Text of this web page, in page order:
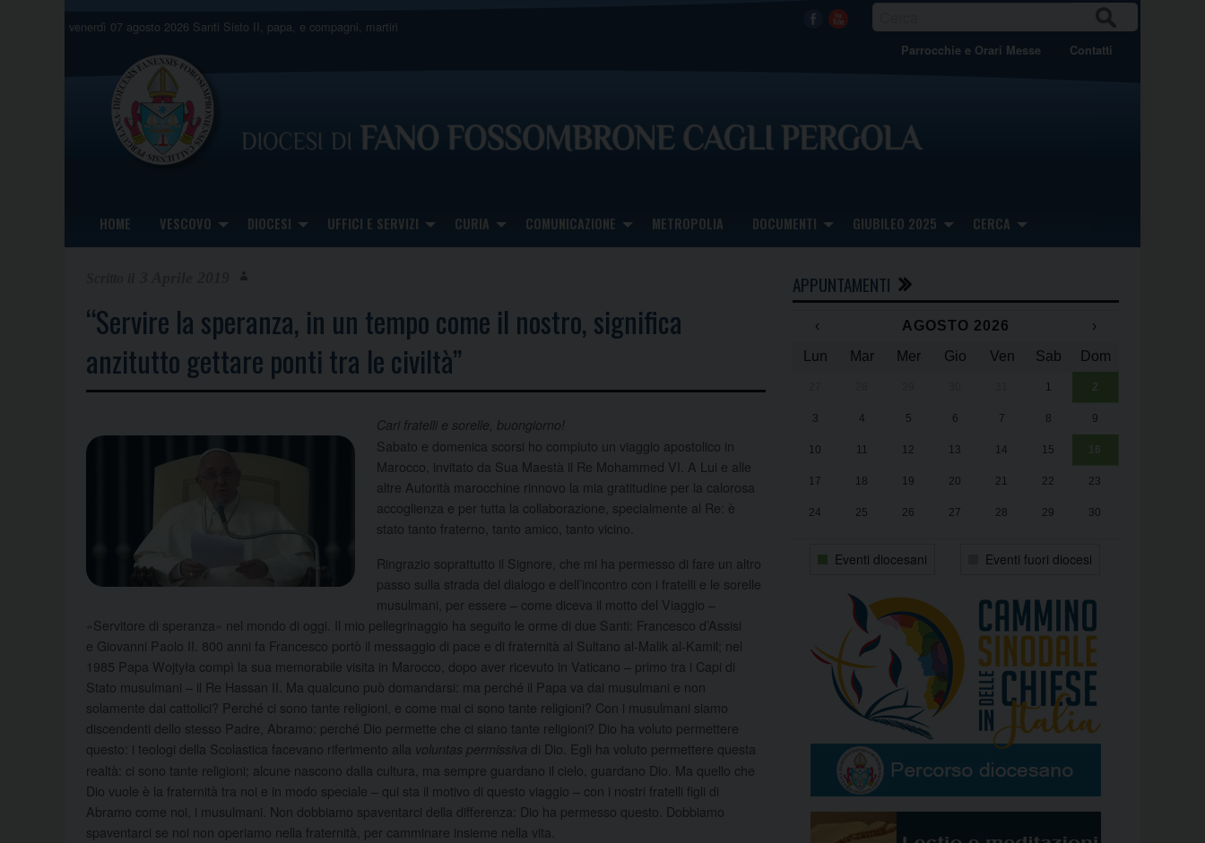
venerdì 07 agosto 2026 Santi Sisto II, papa, e compagni, martiri Facebook
Youtube CA
Parrocchie e Orari Messe Contatti
HOME VESCOVO DIOCESI UFFICI E SERVIZI CURIA COMUNICAZIONE METROPOLIA DOCUMENTI GIUBILEO 2025 CERCA
“Servire la speranza, in un tempo come il nostro, significa
anzitutto gettare ponti tra le civiltà”
Cari fratelli e sorelle, buongiorno!
Sabato e domenica scorsi ho compiuto un viaggio apostolico in
Marocco, invitato da Sua Maestà il Re Mohammed VI. A Lui e alle
altre Autorità marocchine rinnovo la mia gratitudine per la calorosa
accoglienza e per tutta la collaborazione, specialmente al Re: è
stato tanto fraterno, tanto amico, tanto vicino.
Ringrazio soprattutto il Signore, che mi ha permesso di fare un altro
passo sulla strada del dialogo e dell’incontro con i fratelli e le sorelle
musulmani, per essere – come diceva il motto del Viaggio –
«Servitore di speranza» nel mondo di oggi. Il mio pellegrinaggio ha seguito le orme di due Santi: Francesco d’Assisi
e Giovanni Paolo II. 800 anni fa Francesco portò il messaggio di pace e di fraternità al Sultano al-Malik al-Kamil; nel
1985 Papa Wojtyła compì la sua memorabile visita in Marocco, dopo aver ricevuto in Vaticano – primo tra i Capi di
Stato musulmani – il Re Hassan II. Ma qualcuno può domandarsi: ma perché il Papa va dai musulmani e non
solamente dai cattolici? Perché ci sono tante religioni, e come mai ci sono tante religioni? Con i musulmani siamo
discendenti dello stesso Padre, Abramo: perché Dio permette che ci siano tante religioni? Dio ha voluto permettere
questo: i teologi della Scolastica facevano riferimento alla voluntas permissiva di Dio. Egli ha voluto permettere questa
realtà: ci sono tante religioni; alcune nascono dalla cultura, ma sempre guardano il cielo, guardano Dio. Ma quello che
Dio vuole è la fraternità tra noi e in modo speciale – qui sta il motivo di questo viaggio – con i nostri fratelli figli di
Abramo come noi, i musulmani. Non dobbiamo spaventarci della differenza: Dio ha permesso questo. Dobbiamo
spaventarci se noi non operiamo nella fraternità, per camminare insieme nella vita.
APPUNTAMENTI
‹ AGOSTO 2026
›
Lun
Mar Mer Gio Ven Sab Dom
1 2
3 4 5 6 7 8 9
10 11 12 13 14 15 16
17 18 19 20 21 22 23
24 25 26 27 28 29 30
Eventi diocesani Eventi fuori diocesi